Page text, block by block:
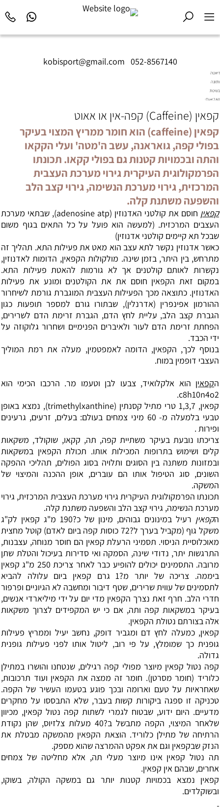
kobisport@gmail.com 052-8567140
דיאטה
ותזונה
בשיטת
Diet2All:
שמאחורי
המושלם.
קפאין (Caffeine) קפה-אין או אאוט
קפאין (caffeine) הוא חומר ממריץ המצוי בעיקר
בפולי קפה, גואראנה, עשב ה'מטה' ועלי הקקאו
והתה ובכמויות קטנות גם בפולי קקאו. תכונתו
הפרמקולוגית העיקרית גירוי מערכת העצבית
המרכזית, גירוי מערכת הנשימה, גירוי קצב הלב
והשפעה משתנת קלה.
קפאין
חוסם את קולטני האדנוזין (adenosine atp), שבתאי מערכת
העצבים המרכזית. (למעשה הוא פועל על כל התאים בגוף משום
שבכל תא קיימים קולטני אדנוזין)
כאשר אדנוזין נקשר לתא עצב הוא מאט את פעילות התא. תהליך זה
מתרחש, בין היתר, בזמן שינה. מולקולות הקפאין, הדומות לאדנוזין,
נקשרות לאותם קולטנים אך לא גורמות להאטת פעילות התא.
במקום זאת הקפאין חוסם את את הקולטנים ומונע את פעילות
האדנוזין. כתוצאה מכך הפעילות העצבית המוגברת גורמת לשיחרור
ההורמון אפינפרין (אדרנלין), שבתורו גורם למספר תופעות כגון
הגברת קצב הלב, עליית לחץ הדם, הגברת זרימת הדם לשרירים,
הפחתת זרימת הדם לעור ולאיברים הפנימיים ושחרור גלוקוזה על
ידי הכבד.
בנוסף לכך, הקפאין, הדומה לאמפטמין, מעלה את רמת המוליך
העצבי דופמין במוח.
הקפאין הוא אלקלואיד, צבעו לבן וטעמו מר. הרכבו הכימי הוא
c8h10n4o2.
קפאין, 1,3,7 טרי מתיל קסנתין (trimethylxanthine), נמצא באופן
טבעי בלמעלה מ- 60 מיני צמחים בעולם: בעלים, זרעים, גרעינים
ופירות .
צריכתו נובעת בעיקר משתיית קפה, תה, קקאו, שוקולד, משקאות
קלים ושימוש בתרופות המכילות אותו. תכולת הקפאין במשקאות
ובמזונות משתנה בין הסוגים ותלויה בסוג הפולים, תהליכי ההפקה
השונים, סוג הטיפול אותו הם עוברים, אופן ההכנה והמיצוי של
המשקה.
תכונתו הפרמקולוגית העיקרית גירוי מערכת העצבית המרכזית, גירוי
מערכת הנשימה, גירוי קצב הלב והשפעה משתנת קלה.
הקפאין
רעיל במינונים גבוהים, מינון של כ?190 מ"ג קפאין לק"ג
משקל גוף (מקביל בערך ל?72 כוסות קפה ביום לאדם) קוטל מחצית
מאוכלוסיית הניסוי. תסמיני הרעלת קפאין הם חוסר מנוחה, עצבנות,
התרגשות יתר, נדודי שינה, הסמקה ואי סדירות בעיכול והטלת שתן
מרובה. התסמינים יכולים להופיע כבר לאחר צריכת 250 מ"ג קפאין
ביממה. צריכה של יותר מ?1 גרם קפאין ביום עלולה להביא
לתסמינים של עווית שרירים, שטף דיבור ומחשבה לא הגיוניים ופרפור
חדרי הלב. חרף זאת נצרך הקפאין מדי יום על ידי מיליארדי אנשים,
בעיקר במשקאות קפה ותה, אם כי יש המקפידים לצרוך משקאות
אלה בצורתם נטולת הקפאין.
קפאין, כמעלה לחץ דם ומגביר דופק, נחשב יעיל וממריץ פעילות
גופנית כך שמומלץ, על פי רוב, ליטול אותו לפני פעילות גופנית
גדולה.
קפה נטול קפאין מיוצר מפולי קפה רגילים, שנטחנו והושרו במתילן
כלוריד (חומר מסרטן). חומר זה ממצה את הקפאין ועוד תרכובות,
שאחראיות על טעם וארומה ובכך פוגע בטעמו העשיר של הקפה.
טכניקה זו ספגה ביקורות קשות בעבר, שלא התבססו על מחקרים
מדעיים. היום ידוע, שבטוח לגמרי לשתות קפה נטול קפאין, מכיוון
שלאחר המיצוי, הקפה מתבשל ב?40 מעלות צלזיוס, שהן נקודת
הרתיחה של מתילן כלוריד. הוצאת הקפאין מהמשקה מבטלת את
הנזק שבקפאין וגם את אפקט ההמרצה שהוא מספק.
תה נטול קפאין אינו מיוצר מעלי תה, אלא מחליטה של צמחים
אחרים, שבהם אין קפאין.
קפאין נמצא בכמויות קטנות יותר גם במשקה הקולה, בשוקו,
ובשוקלדים.